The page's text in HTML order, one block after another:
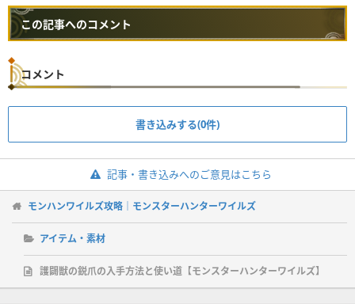
この記事へのコメント
コメント
書き込みする(0件)
記事・書き込みへのご意見はこちら
モンハンワイルズ攻略｜モンスターハンターワイルズ
アイテム・素材
護闢獣の鋭爪の入手方法と使い道【モンスターハンターワイルズ】